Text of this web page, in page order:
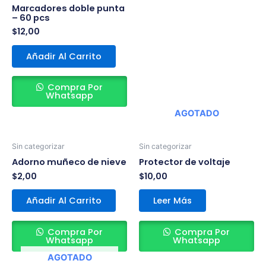
Marcadores doble punta
– 60 pcs
$12,00
Añadir Al Carrito
Compra Por
Whatsapp
Sin categorizar
Adorno muñeco de nieve
$2,00
Añadir Al Carrito
Compra Por
Whatsapp
AGOTADO
Sin categorizar
Protector de voltaje
$10,00
Leer Más
Compra Por
Whatsapp
AGOTADO